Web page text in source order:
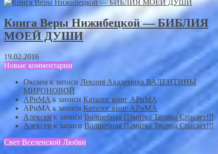
Книга Веры Нижибецкой — БИБЛИЯ
МОЕЙ ДУШИ
19.02.2016
Новые комментарии
Оксана к записи Лекция Академика ВАЛЕНТИНЫ
МИРОНОВОЙ
АРиМА к записи Каталог книг АРиМА
АРиМА к записи Каталог книг АРиМА
Алексеи к записи Волшебная Памятка Творца Спасает!!!
Алексеи к записиВолшебная Памятка Творца Спасает!!!
Свет Вселенской Любви